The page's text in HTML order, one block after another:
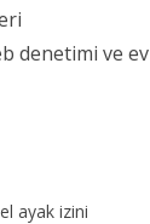
denetimi ve ev
ayak izini